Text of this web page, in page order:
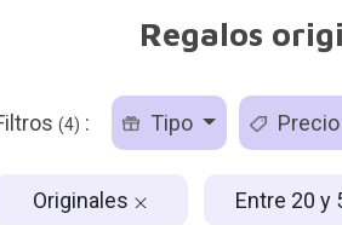
Regalos
(4) : Tipo Precio
Originales Entre 20 y